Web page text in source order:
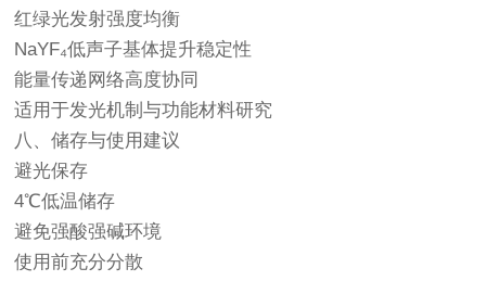
红绿光发射强度均衡
NaYF₄低声子基体提升稳定性
能量传递网络高度协同
适用于发光机制与功能材料研究
八、储存与使用建议
避光保存
4℃低温储存
避免强酸强碱环境
使用前充分分散